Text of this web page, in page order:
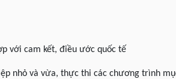
với cam kết, điều ước quốc tế
nhỏ và vừa, thực thi các chương trình